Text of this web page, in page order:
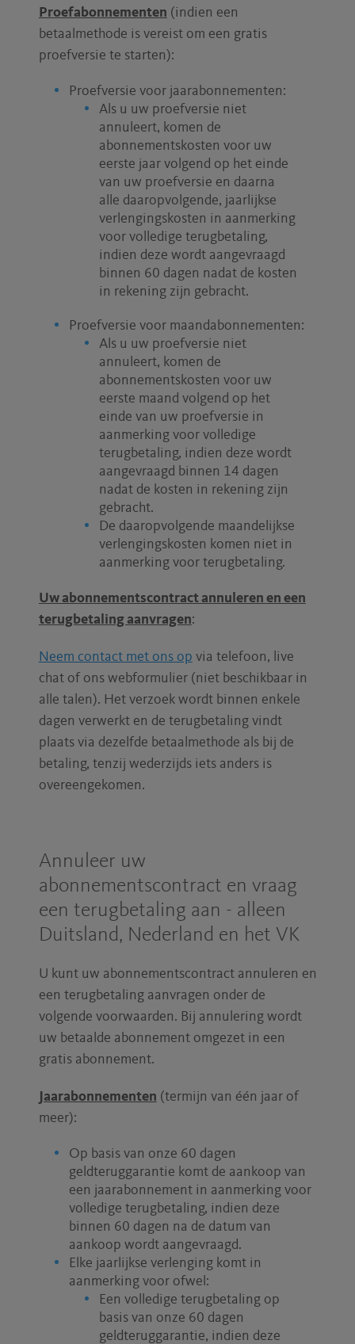
Proefabonnementen (indien een
betaalmethode is vereist om een gratis
proefversie te starten):
Proefversie voor jaarabonnementen:
Als u uw proefversie niet
annuleert, komen de
abonnementskosten voor uw
eerste jaar volgend op het einde
van uw proefversie en daarna
alle daaropvolgende, jaarlijkse
verlengingskosten in aanmerking
voor volledige terugbetaling,
indien deze wordt aangevraagd
binnen 60 dagen nadat de kosten
in rekening zijn gebracht.
Proefversie voor maandabonnementen:
Als u uw proefversie niet
annuleert, komen de
abonnementskosten voor uw
eerste maand volgend op het
einde van uw proefversie in
aanmerking voor volledige
terugbetaling, indien deze wordt
aangevraagd binnen 14 dagen
nadat de kosten in rekening zijn
gebracht.
De daaropvolgende maandelijkse
verlengingskosten komen niet in
aanmerking voor terugbetaling.
Uw abonnementscontract annuleren en een
terugbetaling aanvragen:
Neem contact met ons op via telefoon, live
chat of ons webformulier (niet beschikbaar in
alle talen). Het verzoek wordt binnen enkele
dagen verwerkt en de terugbetaling vindt
plaats via dezelfde betaalmethode als bij de
betaling, tenzij wederzijds iets anders is
overeengekomen.
Annuleer uw
abonnementscontract en vraag
een terugbetaling aan - alleen
Duitsland, Nederland en het VK
U kunt uw abonnementscontract annuleren en
een terugbetaling aanvragen onder de
volgende voorwaarden. Bij annulering wordt
uw betaalde abonnement omgezet in een
gratis abonnement.
Jaarabonnementen (termijn van één jaar of
meer):
Op basis van onze 60 dagen
geldteruggarantie komt de aankoop van
een jaarabonnement in aanmerking voor
volledige terugbetaling, indien deze
binnen 60 dagen na de datum van
aankoop wordt aangevraagd.
Elke jaarlijkse verlenging komt in
aanmerking voor ofwel:
Een volledige terugbetaling op
basis van onze 60 dagen
geldteruggarantie, indien deze